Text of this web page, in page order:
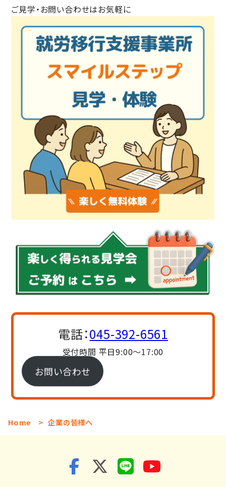
ご見学・お問い合わせはお気軽に
電話：045-392-6561
受付時間 平日9:00〜17:00
お問い合わせ
Home > 企業の皆様へ